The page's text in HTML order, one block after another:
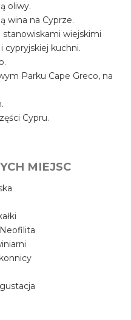
oliwy.
wina na Cyprze.
wiejskimi
cypryjskiej kuchni.
Parku Cape Greco, na
Cypru.
MIEJSC